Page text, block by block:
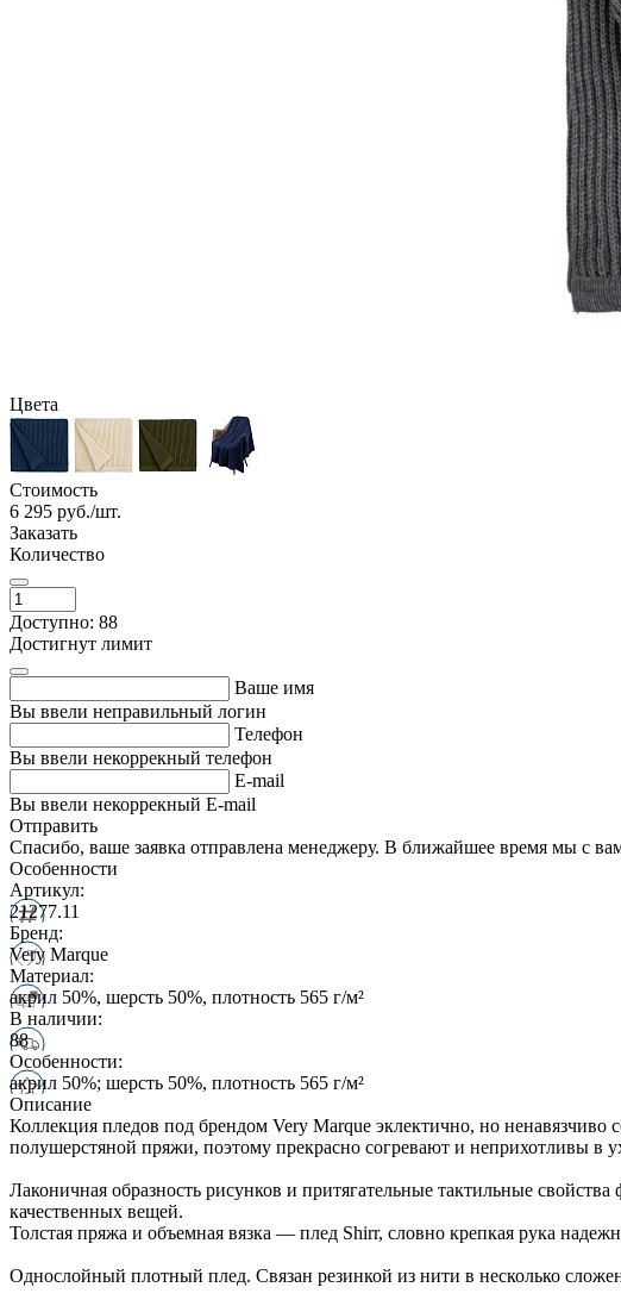
Цвета
Стоимость
6 295 руб./шт.
Заказать
Количество
Доступно: 88
Достигнут лимит
Ваше имя
Вы ввели неправильный логин
Телефон
Вы ввели некоррекный телефон
E-mail
Вы ввели некоррекный E-mail
Отправить
Спасибо, ваше заявка отправлена менеджеру. В ближайшее время мы с
Особенности
Артикул:
21277.11
Бренд:
Very Marque
Материал:
акрил 50%, шерсть 50%, плотность 565 г/м²
В наличии:
88
Особенности:
акрил 50%; шерсть 50%, плотность 565 г/м²
Описание
Коллекция пледов под брендом Very Marque эклектично, но
полушерстяной пряжи, поэтому прекрасно согревают и неприхотливы в
Лаконичная образность рисунков и притягательные тактильные
качественных вещей.
Толстая пряжа и объемная вязка — плед Shirr, словно крепкая рука
Однослойный плотный плед. Связан резинкой из нити в несколько